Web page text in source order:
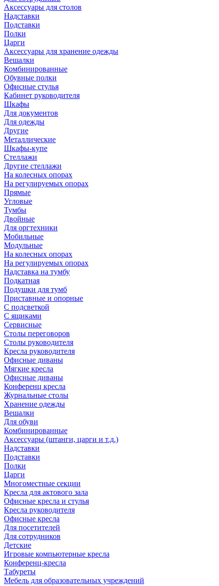
Аксессуары для столов
Надставки
Подставки
Полки
Царги
Аксессуары для хранение одежды
Вешалки
Комбинированные
Обувные полки
Офисные стулья
Кабинет руководителя
Шкафы
Для документов
Для одежды
Другие
Металлические
Шкафы-купе
Стеллажи
Другие стеллажи
На колесных опорах
На регулируемых опорах
Прямые
Угловые
Тумбы
Двойные
Для оргтехники
Мобильные
Модульные
На колесных опорах
На регулируемых опорах
Надставка на тумбу
Подкатная
Подушки для тумб
Приставные и опорные
С подсветкой
С ящиками
Сервисные
Столы переговоров
Столы руководителя
Кресла руководителя
Офисные диваны
Мягкие кресла
Офисные диваны
Конференц кресла
Журнальные столы
Хранение одежды
Вешалки
Для обуви
Комбинированные
Аксессуары (штанги, царги и т.д.)
Надставки
Подставки
Полки
Царги
Многоместные секции
Кресла для актового зала
Офисные кресла и стулья
Кресла руководителя
Офисные кресла
Для посетителей
Для сотрудников
Детские
Игровые компьютерные кресла
Конференц-кресла
Табуреты
Мебель для образовательных учреждений